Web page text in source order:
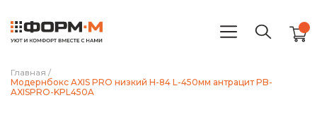
Главная /
Модернбокс AXIS PRO низкий H-84 L-450мм антрацит PB-
AXISPRO-KPL450A